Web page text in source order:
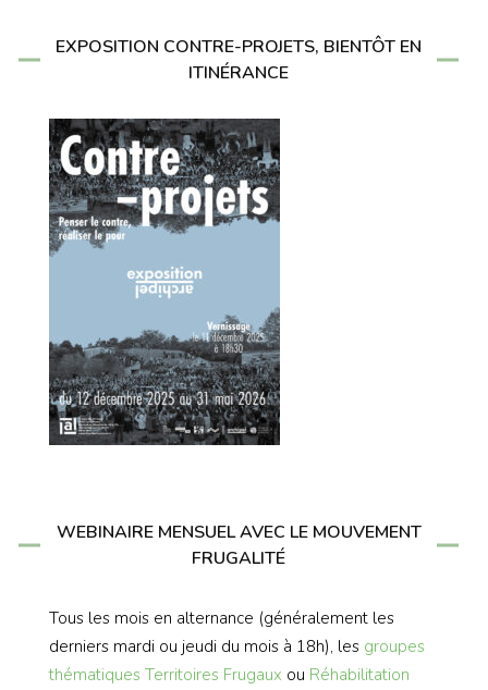
EXPOSITION CONTRE-PROJETS, BIENTÔT EN
ITINÉRANCE
WEBINAIRE MENSUEL AVEC LE MOUVEMENT
FRUGALITÉ
Tous les mois en alternance (généralement les
derniers mardi ou jeudi du mois à 18h), les groupes
thématiques Territoires Frugaux ou Réhabilitation